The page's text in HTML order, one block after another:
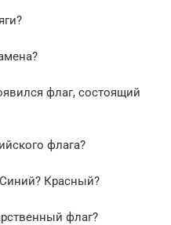
флаг, состоящий
флага?
Красный?
флаг?